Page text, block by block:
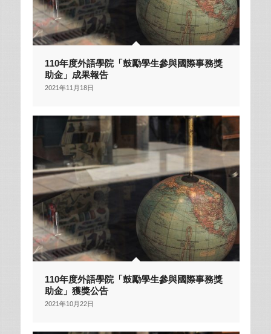
110年度外語學院「鼓勵學生參與國際事務獎
助金」成果報告
2021年11月18日
110年度外語學院「鼓勵學生參與國際事務獎
助金」獲獎公告
2021年10月22日